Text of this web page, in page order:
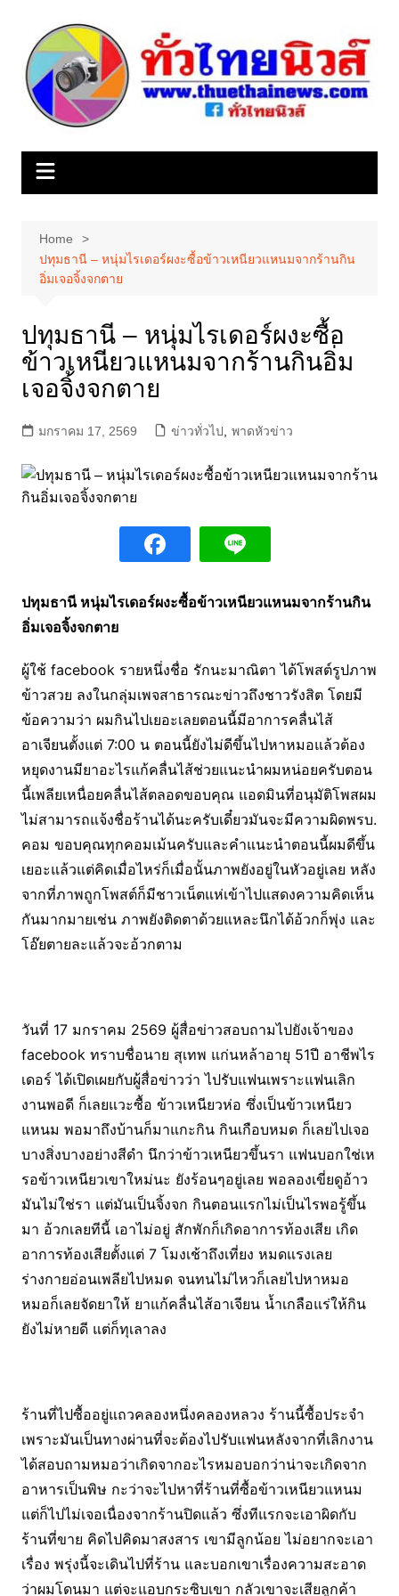
content
Home
ปทุมธานี – หนุ่มไรเดอร์ผงะซื้อข้าวเหนียวแหนมจากร้านกิน
อิ่มเจอจิ้งจกตาย
ปทุมธานี – หนุ่มไรเดอร์ผงะซื้อ
ข้าวเหนียวแหนมจากร้านกินอิ่ม
เจอจิ้งจกตาย
มกราคม 17, 2569 ข่าวทั่วไป พาดหัวข่าว
ปทุมธานี หนุ่มไรเดอร์ผงะซื้อข้าวเหนียวแหนมจากร้านกิน
อิ่มเจอจิ้งจกตาย
ผู้ใช้ facebook รายหนึ่งชื่อ รักนะมาณิตา ได้โพสต์รูปภาพ
ข้าวสวย ลงในกลุ่มเพจสาธารณะข่าวถึงชาวรังสิต โดยมี
ข้อความว่า ผมกินไปเยอะเลยตอนนี้มีอาการคลื่นไส้
อาเจียนตั้งแต่ 7:00 น ตอนนี้ยังไม่ดีขึ้นไปหาหมอแล้วต้อง
หยุดงานมียาอะไรแก้คลื่นไส้ช่วยแนะนำผมหน่อยครับตอน
นี้เพลียเหนื่อยคลื่นไส้ตลอดขอบคุณ แอดมินที่อนุมัติโพสผม
ไม่สามารถแจ้งชื่อร้านได้นะครับเดี๋ยวมันจะมีความผิดพรบ.
คอม ขอบคุณทุกคอมเม้นครับและคำแนะนำตอนนี้ผมดีขึ้น
เยอะแล้วแต่คิดเมื่อไหร่ก็เมื่อนั้นภาพยังอยู่ในหัวอยู่เลย หลัง
จากที่ภาพถูกโพสต์ก็มีชาวเน็ตแห่เข้าไปแสดงความคิดเห็น
กันมากมายเช่น ภาพยังติดตาด้วยแหละนึกได้อ้วกก็พุ่ง และ
โอ๊ยตายละแล้วจะอ้วกตาม
วันที่ 17 มกราคม 2569 ผู้สื่อข่าวสอบถามไปยังเจ้าของ
facebook ทราบชื่อนาย สุเทพ แก่นหล้าอายุ 51ปี อาชีพไร
เดอร์ ได้เปิดเผยกับผู้สื่อข่าวว่า ไปรับแฟนเพราะแฟนเลิก
งานพอดี ก็เลยแวะซื้อ ข้าวเหนียวห่อ ซึ่งเป็นข้าวเหนียว
แหนม พอมาถึงบ้านก็มาแกะกิน กินเกือบหมด ก็เลยไปเจอ
บางสิ่งบางอย่างสีดำ นึกว่าข้าวเหนียวขึ้นรา แฟนบอกใช่เห
รอข้าวเหนียวเขาใหม่นะ ยังร้อนๆอยู่เลย พอลองเขี่ยดูอ้าว
มันไม่ใช่รา แต่มันเป็นจิ้งจก กินตอนแรกไม่เป็นไรพอรู้ขึ้น
มา อ้วกเลยทีนี้ เอาไม่อยู่ สักพักก็เกิดอาการท้องเสีย เกิด
อาการท้องเสียตั้งแต่ 7 โมงเช้าถึงเที่ยง หมดแรงเลย
ร่างกายอ่อนเพลียไปหมด จนทนไม่ไหวก็เลยไปหาหมอ
หมอก็เลยจัดยาให้ ยาแก้คลื่นไส้อาเจียน น้ำเกลือแร่ให้กิน
ยังไม่หายดี แต่ก็ทุเลาลง
ร้านที่ไปซื้ออยู่แถวคลองหนึ่งคลองหลวง ร้านนี้ซื้อประจำ
เพราะมันเป็นทางผ่านที่จะต้องไปรับแฟนหลังจากที่เลิกงาน
ได้สอบถามหมอว่าเกิดจากอะไรหมอบอกว่าน่าจะเกิดจาก
อาหารเป็นพิษ กะว่าจะไปหาที่ร้านที่ซื้อข้าวเหนียวแหนม
แต่ก็ไปไม่เจอเนื่องจากร้านปิดแล้ว ซึ่งทีแรกจะเอาผิดกับ
ร้านที่ขาย คิดไปคิดมาสงสาร เขามีลูกน้อย ไม่อยากจะเอา
เรื่อง พรุ่งนี้จะเดินไปที่ร้าน และบอกเขาเรื่องความสะอาด
ว่าผมโดนมา แต่จะแอบกระซิบเขา กลัวเขาจะเสียลูกค้า